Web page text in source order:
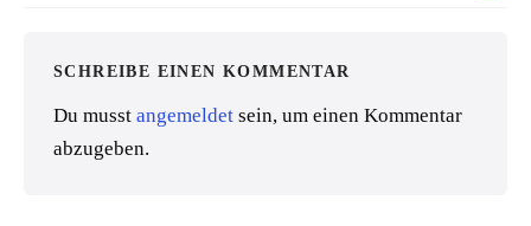
SCHREIBE EINEN KOMMENTAR
Du musst angemeldet sein, um einen Kommentar
abzugeben.